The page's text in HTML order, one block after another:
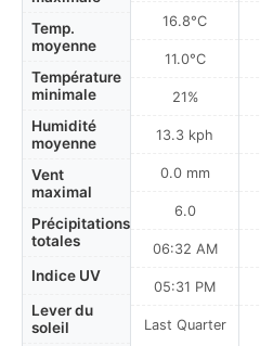
Temp.
moyenne
Température
minimale
Humidité
moyenne
Vent
maximal
Précipitations
totales
Indice UV
Lever du
soleil
16.8°C
11.0°C
21%
13.3 kph
0.0 mm
6.0
06:32 AM
05:31 PM
Last Quarter